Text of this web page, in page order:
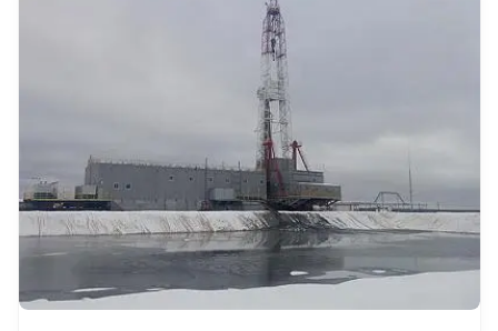
Смотреть проект